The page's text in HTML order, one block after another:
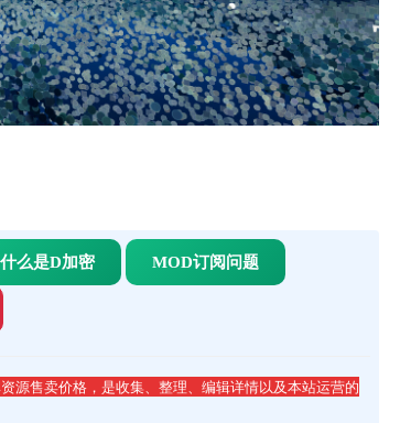
什么是D加密 MOD订阅问题
源售卖价格，是收集、整理、编辑详情以及本站运营的